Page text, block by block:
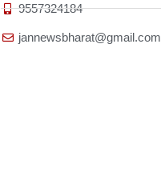
9557324184
jannewsbharat@gmail.com